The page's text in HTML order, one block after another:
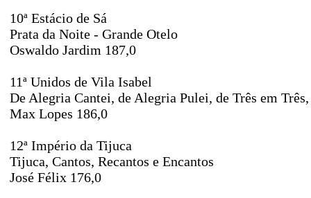
10ª Estácio de Sá
Prata da Noite - Grande Otelo
Oswaldo Jardim 187,0
11ª Unidos de Vila Isabel
De Alegria Cantei, de Alegria Pulei, de Três em
Max Lopes 186,0
12ª Império da Tijuca
Tijuca, Cantos, Recantos e Encantos
José Félix 176,0